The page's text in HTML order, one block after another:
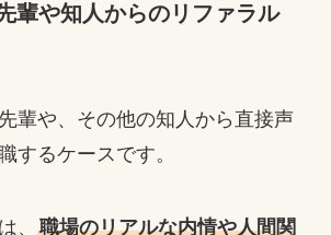
輩や知人からのリファラル
輩や、その他の知人から直接声
するケースです。
、 職場のリアルな内情や人間関